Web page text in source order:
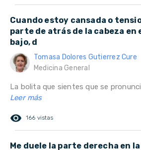
Cuando estoy cansada o
parte de atrás de la cabeza en
bajo, d
Tomasa Dolores Gutierrez Cure
Medicina General
La bolita que sientes que se
Leer más
remove_red_eye 166 vistas
Me duele la parte derecha en